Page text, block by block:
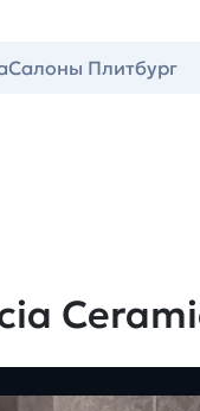
Салоны Плитбург